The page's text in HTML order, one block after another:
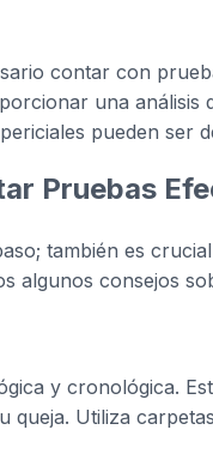
contar con
una análisis
pueden ser
Pruebas
también es
algunos consejos
y cronológica.
queja. Utiliza